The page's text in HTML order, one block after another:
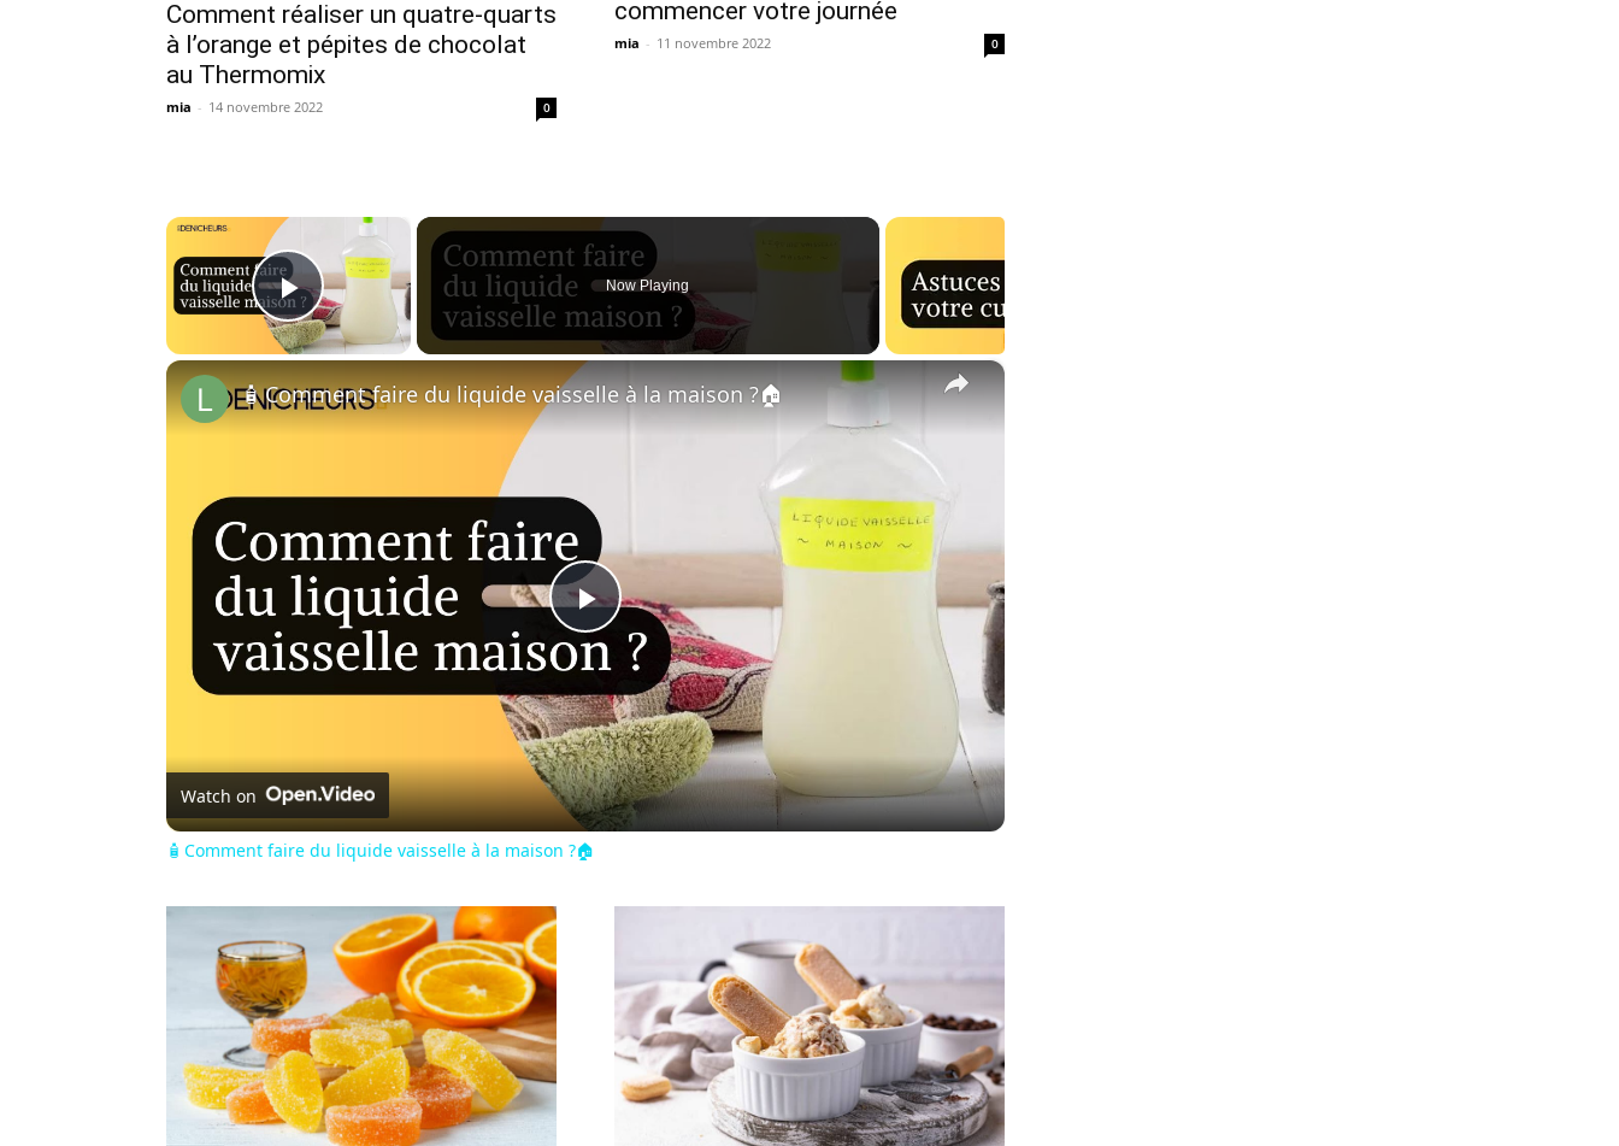
Comment réaliser un quatre-quarts
à l’orange et pépites de chocolat
au Thermomix
mia - 14 novembre 2022 0
commencer votre journée
mia - 11 novembre 2022 0
×
Play Video
Now Playing
×
Play
Video
🧴 Comment faire du liquide vaisselle à la maison ?🏠
Watch on
🧴 Comment faire du liquide vaisselle à la maison ?🏠